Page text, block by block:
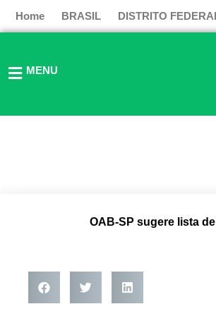
para
conteúdo
Home BRASIL DISTRITO
MENU
OAB-SP sugere lista